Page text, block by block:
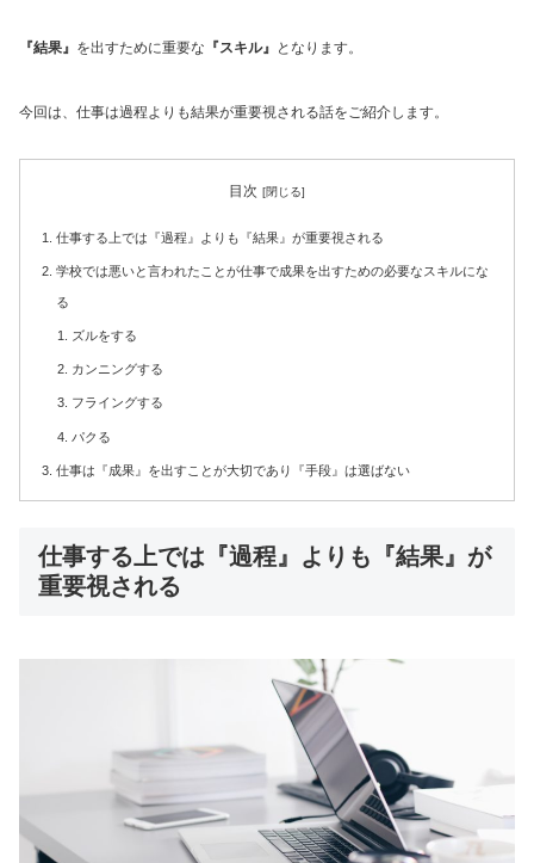
『結果』 を出すために重要な 『スキル』 となります。
今回は、仕事は過程よりも結果が重要視される話をご紹介します。
目次
仕事する上では『過程』よりも『結果』が重要視される
学校では悪いと言われたことが仕事で成果を出すための必要なスキルにな
る
ズルをする
カンニングする
フライングする
パクる
仕事は『成果』を出すことが大切であり『手段』は選ばない
仕事する上では『過程』よりも『結果』が
重要視される